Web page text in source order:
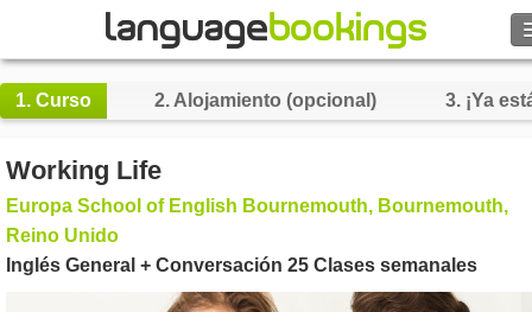
EXPLORAR
Identifícate
1. Curso 2.Alojamiento (opcional) 3. ¡Ya
Working Life
Europa School of English Bournemouth, Bournemouth,
Reino Unido
Inglés General + Conversación 25 Clases semanales